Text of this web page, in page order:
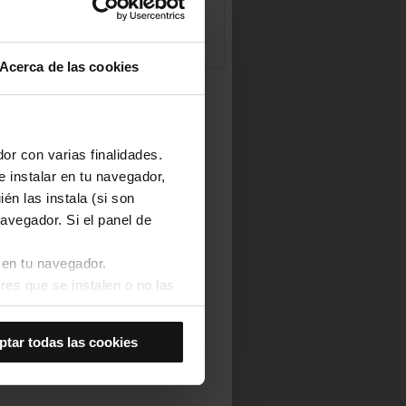
Acerca de las cookies
con varias finalidades.
instalar en tu navegador,
las instala (si son
Si el panel de
tu navegador.
que se instalen o no las
cookies de
todas las cookies